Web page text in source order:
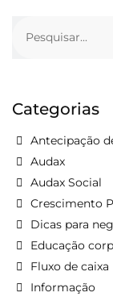
Categorias
Antecipação
Audax
Audax Social
Crescimento
Dicas para
Educação
Fluxo de caixa
Informação